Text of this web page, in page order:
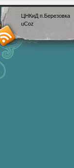
ЦНКиД п.Березовка
uCoz